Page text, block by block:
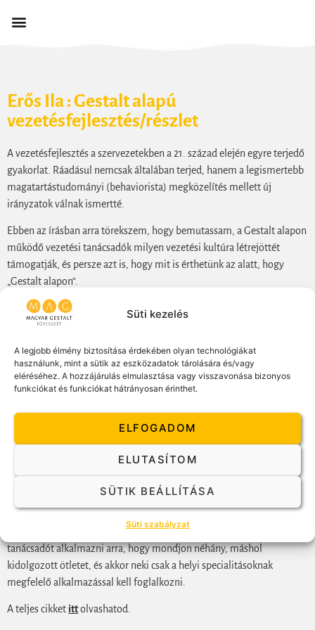
Süti kezelés
A legjobb élmény biztosítása érdekében olyan technológiákat
használunk, mint a sütik az eszközadatok tárolására és/vagy
eléréséhez. A hozzájárulás elmulasztása vagy visszavonása bizonyos
funkciókat és funkciókat hátrányosan érinthet.
ELFOGADOM
ELUTASÍTOM
SÜTIK BEÁLLÍTÁSA
Süti szabályzat
Erős Ila : Gestalt alapú
vezetésfejlesztés/részlet
A vezetésfejlesztés a szervezetekben a 21. század elején egyre terjedő
gyakorlat. Ráadásul nemcsak általában terjed, hanem a legismertebb
magatartástudományi (behaviorista) megközelítés mellett új
irányzatok válnak ismertté.
Ebben az írásban arra törekszem, hogy bemutassam, a Gestalt alapon
működő vezetési tanácsadók milyen vezetési kultúra létrejöttét
támogatják, és persze azt is, hogy mit is érthetünk az alatt, hogy
„Gestalt alapon“.
A vezetésfejlesztés
szinte egyénenként különböző választ lehetne ezekre a kérdésekre
adni, de két fő csoportba sorolhatjuk a válaszokat. Az egyik felfogás
szerint az aktuálisan felmerülő problémákra kell kézzelfogható,
általában jelentkező kérdésekrekell választ adni, és akkor a vezető az
magától is el tudja végezni.
Az első felfogást, a gyors problémamegoldást támogatja magának az
üzleti életnek a jellege. A vezető munkájában is nemegyszer az
operatív feladatok „felfalják“ az időt a stratégiai, elmélyültebb
helyzetfeltárás és iránymegtalálás elől. Ezért nagyon kézenfekvő
tanácsadót alkalmazni arra, hogy mondjon néhány, máshol
kidolgozott ötletet, és akkor neki csak a helyi specialitásoknak
megfelelő alkalmazással kell foglalkozni.
A teljes cikket ittolvashatod.